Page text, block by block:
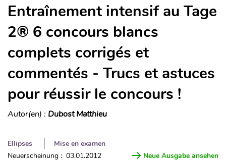
Entraînement intensif au Tage
2® 6 concours blancs
complets corrigés et
commentés - Trucs et astuces
pour réussir le concours !
Autor(en) : Dubost Matthieu
Ellipses
Mise en examen
Neuerscheinung : 03.01.2012
Neue Ausgabe ansehen